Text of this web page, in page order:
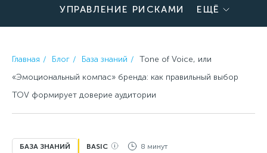
УПРАВЛЕНИЕ РИСКАМИ
ЕЩЁ
Главная Блог База знаний
Tone of Voice, или
«Эмоциональный компас» бренда: как правильный выбор
TOV формирует доверие аудитории
БАЗА ЗНАНИЙ BASIC 8 минут